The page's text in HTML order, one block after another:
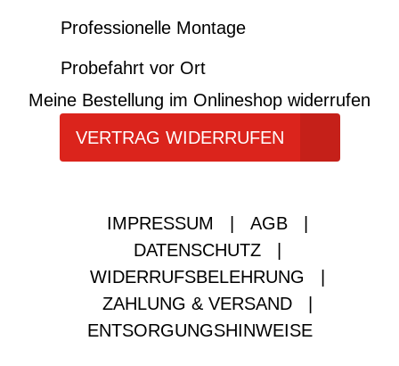
Professionelle Montage
Probefahrt vor Ort
Meine Bestellung im Onlineshop widerrufen
VERTRAG WIDERRUFEN
IMPRESSUM AGB
DATENSCHUTZ
WIDERRUFSBELEHRUNG
ZAHLUNG & VERSAND
ENTSORGUNGSHINWEISE